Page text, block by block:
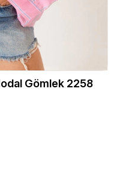
Gömlek 2258